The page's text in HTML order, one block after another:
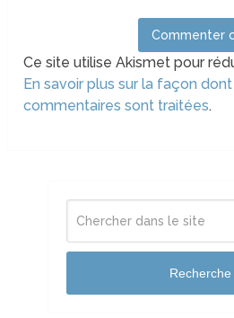
Ce site utilise Akismet pour
En savoir plus sur la façon
commentaires sont traitées.
Recherche